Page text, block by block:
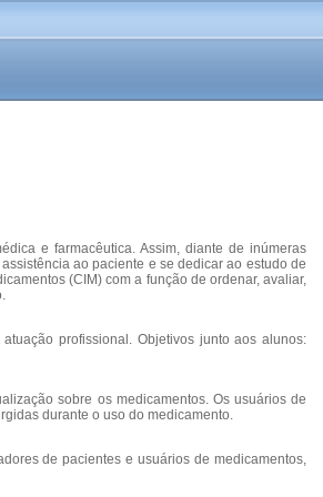
e farmacêutica. Assim, diante de inúmeras
ao paciente e se dedicar ao estudo de
(CIM) com a função de ordenar, avaliar,
profissional. Objetivos junto aos alunos:
sobre os medicamentos. Os usuários de
durante o uso do medicamento.
de pacientes e usuários de medicamentos,